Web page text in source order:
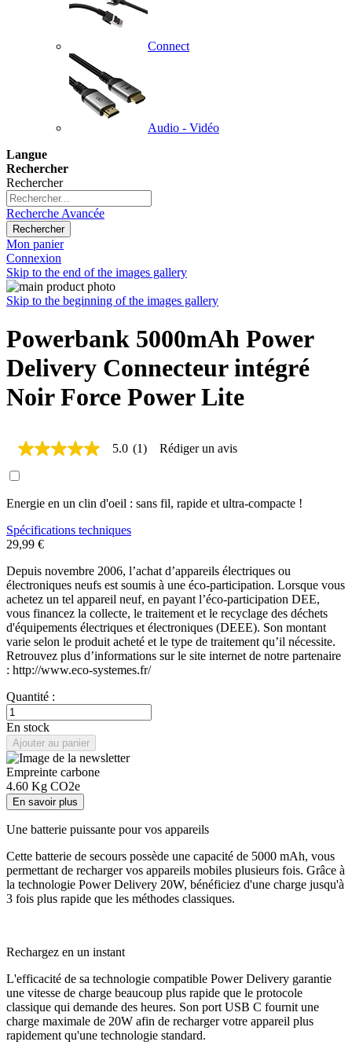
Connect
Audio - Vidéo
Langue
Rechercher
Rechercher
Recherche Avancée
Rechercher
Mon panier
Connexion
Skip to the end of the images gallery
Skip to the beginning of the images gallery
Powerbank 5000mAh Power
Delivery Connecteur intégré
Noir Force Power Lite
5.0
sur
valeur
la
note
moyenne.
Read
a
Review.
Lien
sur
la
même
page.
5.0 (1) Rédiger un avis
Energie en un clin d'oeil : sans fil, rapide et ultra-compacte !
Spécifications techniques
29,99 €
Depuis novembre 2006, l’achat d’appareils électriques ou
électroniques neufs est soumis à une éco-participation. Lorsque vous
achetez un tel appareil neuf, en payant l’éco-participation DEE,
vous financez la collecte, le traitement et le recyclage des déchets
d'équipements électriques et électroniques (DEEE). Son montant
varie selon le produit acheté et le type de traitement qu’il nécessite.
Retrouvez plus d’informations sur le site internet de notre partenaire
: http://www.eco-systemes.fr/
Quantité :
En stock
Ajouter au panier
Empreinte carbone
4.60 Kg CO2e
En savoir plus
Une batterie puissante pour vos appareils
Cette batterie de secours possède une capacité de 5000 mAh, vous
permettant de recharger vos appareils mobiles plusieurs fois. Grâce à
la technologie Power Delivery 20W, bénéficiez d'une charge jusqu'à
3 fois plus rapide que les méthodes classiques.
Rechargez en un instant
L'efficacité de sa technologie compatible Power Delivery garantie
une vitesse de charge beaucoup plus rapide que le protocole
classique qui demande des heures. Son port USB C fournit une
charge maximale de 20W afin de recharger votre appareil plus
rapidement qu'une technologie standard.